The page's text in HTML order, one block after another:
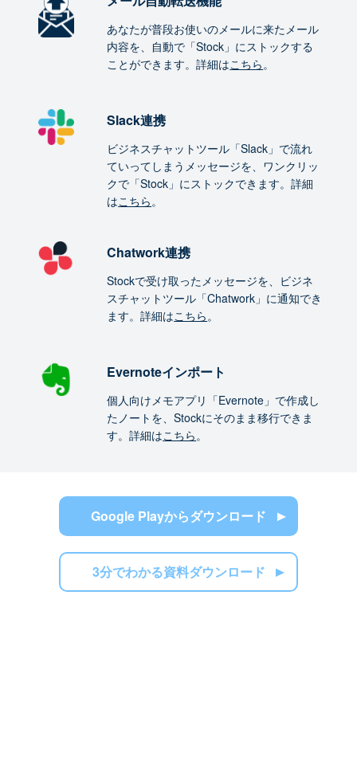
あなたが普段お使いのメールに来たメール
内容を、自動で「Stock」にストックする
ことができます。詳細はこちら。
Slack連携
ビジネスチャットツール「Slack」で流れ
ていってしまうメッセージを、ワンクリッ
クで「Stock」にストックできます。詳細
はこちら。
Chatwork連携
Stockで受け取ったメッセージを、ビジネ
スチャットツール「Chatwork」に通知でき
ます。詳細はこちら。
Evernoteインポート
個人向けメモアプリ「Evernote」で作成し
たノートを、Stockにそのまま移行できま
す。詳細はこちら。
Google Playからダウンロード
3分でわかる資料ダウンロード